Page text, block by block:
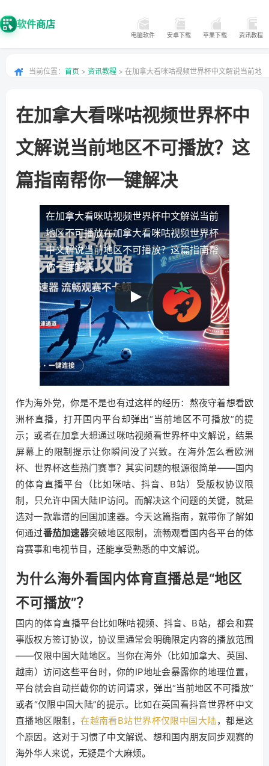
软件商店
电脑软件 安卓下载 苹果下载 资讯教程
当前位置： 首页 > 资讯教程 > 在加拿大看咪咕视频世界杯中文解说当前地
在加拿大看咪咕视频世界杯中
文解说当前地区不可播放？这
篇指南帮你一键解决
在加拿大看咪咕视频世界杯中文解说当前
地区不可播放在加拿大看咪咕视频世界杯
中文解说当前地区不可播放？这篇指南帮
你一键解决
作为海外党，你是不是也有过这样的经历：熬夜守着想看欧
洲杯直播，打开国内平台却弹出“当前地区不可播放”的提
示；或者在加拿大想通过咪咕视频看世界杯中文解说，结果
屏幕上的限制提示让你瞬间没了兴致。在海外怎么看欧洲
杯、世界杯这些热门赛事？其实问题的根源很简单——国内
的体育直播平台（比如咪咕、抖音、B站）受版权协议限
制，只允许中国大陆IP访问。而解决这个问题的关键，就是
选对一款靠谱的回国加速器。今天这篇指南，就带你了解如
何通过番茄加速器突破地区限制，流畅观看国内各平台的体
育赛事和电视节目，还能享受熟悉的中文解说。
为什么海外看国内体育直播总是“地区
不可播放”？
国内的体育直播平台比如咪咕视频、抖音、B站，都会和赛
事版权方签订协议，协议里通常会明确限定内容的播放范围
——仅限中国大陆地区。当你在海外（比如加拿大、英国、
越南）访问这些平台时，你的IP地址会暴露你的地理位置，
平台就会自动拦截你的访问请求，弹出“当前地区不可播放”
或者“仅限中国大陆”的提示。比如在英国看抖音世界杯中文
直播地区限制，在越南看B站世界杯仅限中国大陆，都是这
个原因。这对于习惯了中文解说、想和国内朋友同步观赛的
海外华人来说，无疑是个大麻烦。